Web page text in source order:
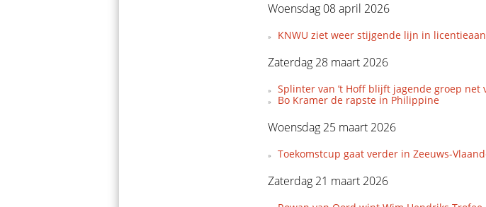
Woensdag 08 april 2026
KNWU ziet weer stijgende lijn in
Zaterdag 28 maart 2026
Splinter van ’t Hoff blijft jagende groep net
Bo Kramer de rapste in Philippine
Woensdag 25 maart 2026
Toekomstcup gaat verder in Zeeuws-
Zaterdag 21 maart 2026